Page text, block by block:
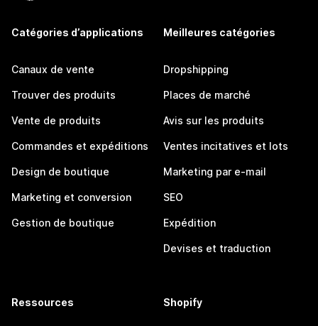
Catégories d’applications
Canaux de vente
Trouver des produits
Vente de produits
Commandes et expéditions
Design de boutique
Marketing et conversion
Gestion de boutique
Meilleures catégories
Dropshipping
Places de marché
Avis sur les produits
Ventes incitatives et lots
Marketing par e-mail
SEO
Expédition
Devises et traduction
Ressources Shopify